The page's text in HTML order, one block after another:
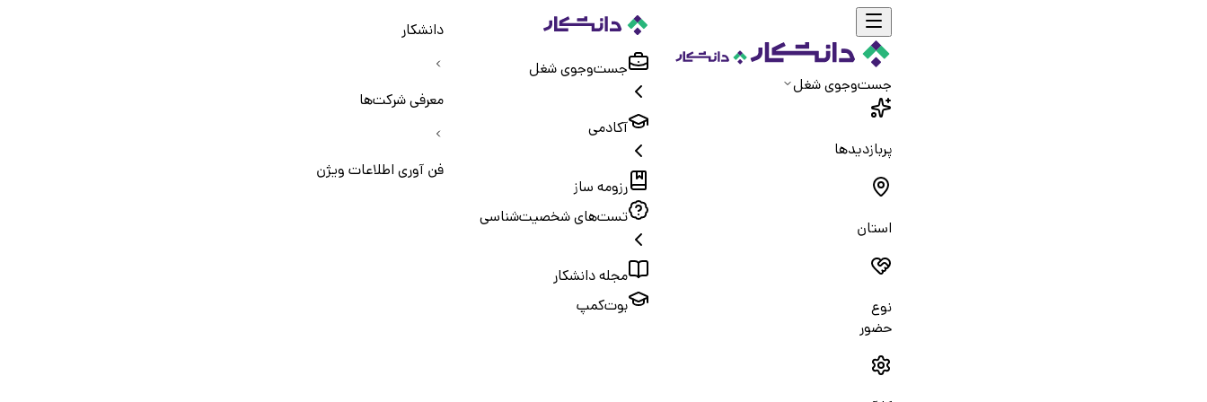
جست‌و‌جوی شغل
پربازدیدها
استان
نوع
حضور
جست‌و‌جوی شغل
آکادمی
رزومه ساز
تست‌های شخصیت‌شناسی
مجله دانشکار
بوت‌کمپ
دانشکار
معرفی شرکت‌ها
فن آوری اطلاعات ویژن